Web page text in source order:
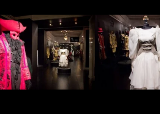
Zobacz
zdjęcie:
fot.
Jarosław
Mazurek